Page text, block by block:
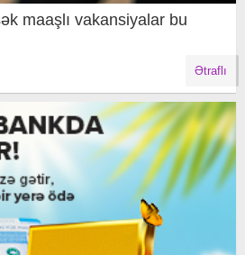
maaşlı vakansiyalar bu
Ətraflı